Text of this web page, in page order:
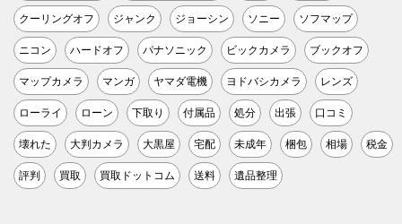
クーリングオフ ジャンク ジョーシン ソニー ソフマップ
ニコン ハードオフ パナソニック ビックカメラ ブックオフ
マップカメラ マンガ ヤマダ電機 ヨドバシカメラ レンズ
ローライ ローン 下取り 付属品 処分 出張 口コミ
壊れた 大判カメラ 大黒屋 宅配 未成年 梱包 相場 税金
評判 買取 買取ドットコム 送料 遺品整理